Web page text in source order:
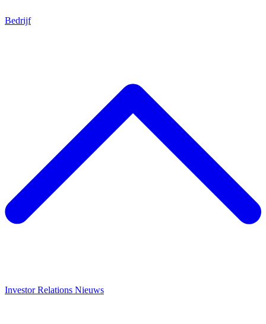
Bedrijf
Investor Relations Nieuws